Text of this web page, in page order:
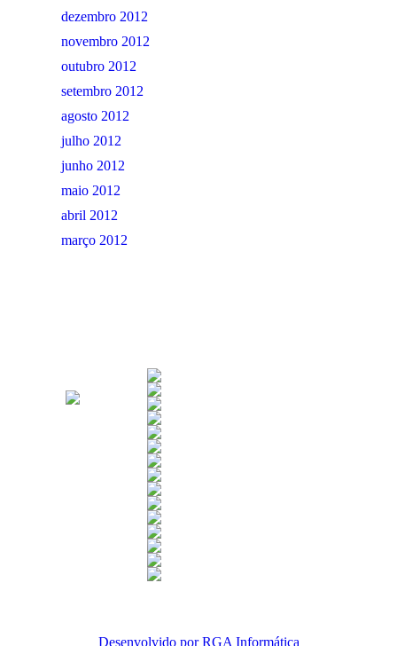
dezembro 2012
novembro 2012
outubro 2012
setembro 2012
agosto 2012
julho 2012
junho 2012
maio 2012
abril 2012
março 2012
Desenvolvido por RGA Informática